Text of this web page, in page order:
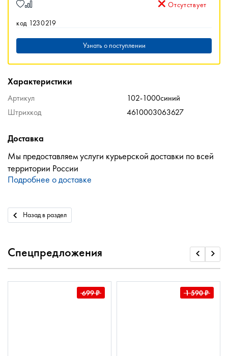
код 1230219
Отсутствует
Узнать о поступлении
Характеристики
Артикул
102-1000синий
Штрихкод
4610003063627
Доставка
Мы предоставляем услуги курьерской доставки по всей
территории России
Подробнее о доставке
Назад в раздел
Спецпредложения
699₽ 1 590₽